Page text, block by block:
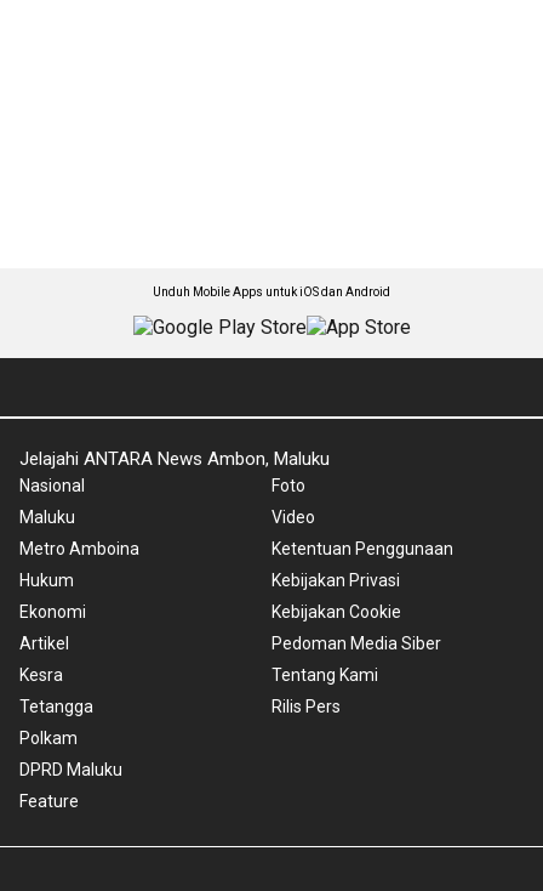
Unduh Mobile Apps untuk iOS dan Android
Jelajahi ANTARA News Ambon, Maluku
Nasional
Maluku
Metro Amboina
Hukum
Ekonomi
Artikel
Kesra
Tetangga
Polkam
DPRD Maluku
Feature
Foto
Video
Ketentuan Penggunaan
Kebijakan Privasi
Kebijakan Cookie
Pedoman Media Siber
Tentang Kami
Rilis Pers